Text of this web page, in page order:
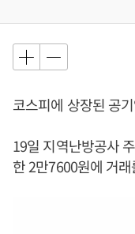
코스피에 상장된 공
19일 지역난방공사
한 2만7600원에 거